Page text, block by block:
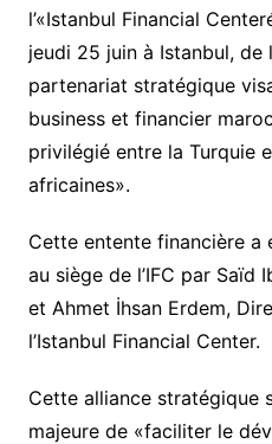
l’«Istanbul Financial
jeudi 25 juin à Istanbul, de
partenariat stratégique
business et financier
privilégié entre la Turquie
africaines».
Cette entente financière a
au siège de l’IFC par Saïd
et Ahmet İhsan Erdem,
l’Istanbul Financial Center.
Cette alliance stratégique
majeure de «faciliter le